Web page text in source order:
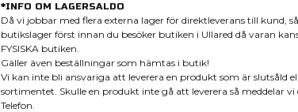
*INFO OM LAGERSALDO
Då vi jobbar med flera externa lager för direktleverans till kund,
butikslager först innan du besöker butiken i Ullared då varan
FYSISKA butiken.
Gäller även beställningar som hämtas i butik!
Vi kan inte bli ansvariga att leverera en produkt som är slutsåld
sortimentet. Skulle en produkt inte gå att leverera så meddelar vi
Telefon.